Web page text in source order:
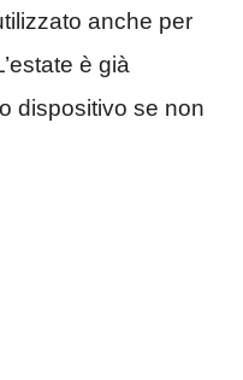
anche per
è già
dispositivo se non